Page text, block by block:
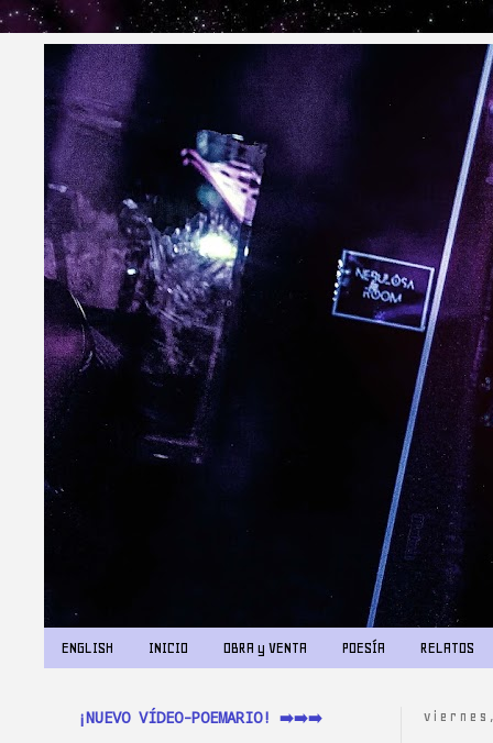
ENGLISH INICIO OBRA y VENTA POESÍA RELATOS
¡NUEVO VÍDEO-POEMARIO! ➡️➡️➡️